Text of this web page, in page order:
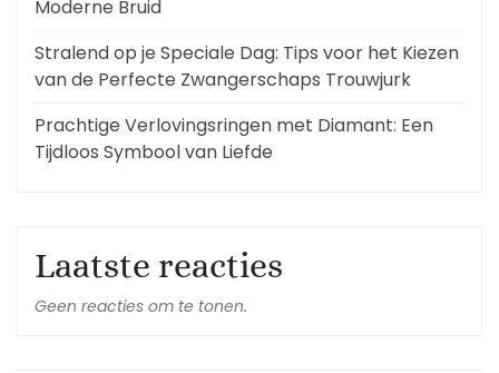
Moderne Bruid
Stralend op je Speciale Dag: Tips voor het Kiezen
van de Perfecte Zwangerschaps Trouwjurk
Prachtige Verlovingsringen met Diamant: Een
Tijdloos Symbool van Liefde
Laatste reacties
Geen reacties om te tonen.